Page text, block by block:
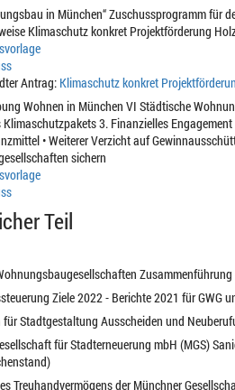
in München“ Zuschussprogramm für
Klimaschutz konkret Projektförderung
Antrag: Klimaschutz konkret
Wohnen in München VI Städtische
Klimaschutzpakets 3. Finanzielles
• Weiterer Verzicht auf
sichern
Teil
Ziele 2022 - Berichte 2021 für GWG
Stadtgestaltung Ausscheiden und
für Stadterneuerung mbH (MGS)
Treuhandvermögens der Münchner